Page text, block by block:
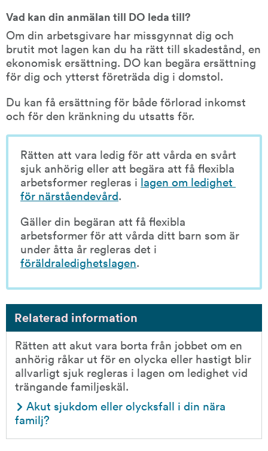
Vad kan din anmälan till DO leda till?
Om din arbetsgivare har missgynnat dig och
brutit mot lagen kan du ha rätt till skadestånd, en
ekonomisk ersättning. DO kan begära ersättning
för dig och ytterst företräda dig i domstol.
Du kan få ersättning för både förlorad inkomst
och för den kränkning du utsatts för.
Rätten att vara ledig för att vårda en svårt
sjuk anhörig eller att begära att få flexibla
arbetsformer regleras i lagen om ledighet
för närståendevård.
Gäller din begäran att få flexibla
arbetsformer för att vårda ditt barn som är
föräldraledighetslagen.
Relaterad information
Rätten att akut vara borta från jobbet om en
anhörig råkar ut för en olycka eller hastigt blir
allvarligt sjuk regleras i lagen om ledighet vid
trängande familjeskäl.
Akut sjukdom eller olycksfall i din nära
familj?